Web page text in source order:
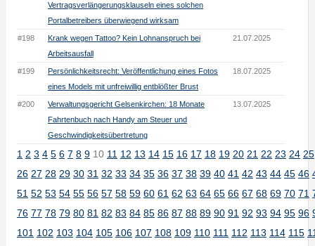
Vertragsverlängerungsklauseln eines solchen
Portalbetreibers überwiegend wirksam
#198
Krank wegen Tattoo? Kein Lohnanspruch bei
Arbeitsausfall
21.07.2025
#199
Persönlichkeitsrecht: Veröffentlichung eines Fotos
eines Models mit unfreiwillig entblößter Brust
18.07.2025
#200
Verwaltungsgericht Gelsenkirchen: 18 Monate
Fahrtenbuch nach Handy am Steuer und
Geschwindigkeitsübertretung
13.07.2025
1 2 3 4 5 6 7 8 910 11 12 13 14 15 16 17 18 19 20 21 22 23 24 25
26 27 28 29 30 31 32 33 34 35 36 37 38 39 40 41 42 43 44 45 46
51 52 53 54 55 56 57 58 59 60 61 62 63 64 65 66 67 68 69 70 71
76 77 78 79 80 81 82 83 84 85 86 87 88 89 90 91 92 93 94 95 96
101 102 103 104 105 106 107 108 109 110 111 112 113 114 115